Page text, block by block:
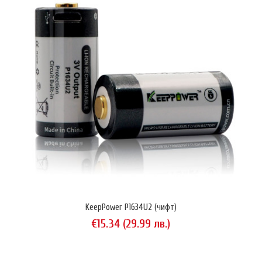
(1.5V).Този продукт има няколко уникални характеристики.1️⃣ Подава
стабилно постоянно напрежение. Въ..
KeepPower P1634U2 (чифт)
€15.34 (29.99 лв.)